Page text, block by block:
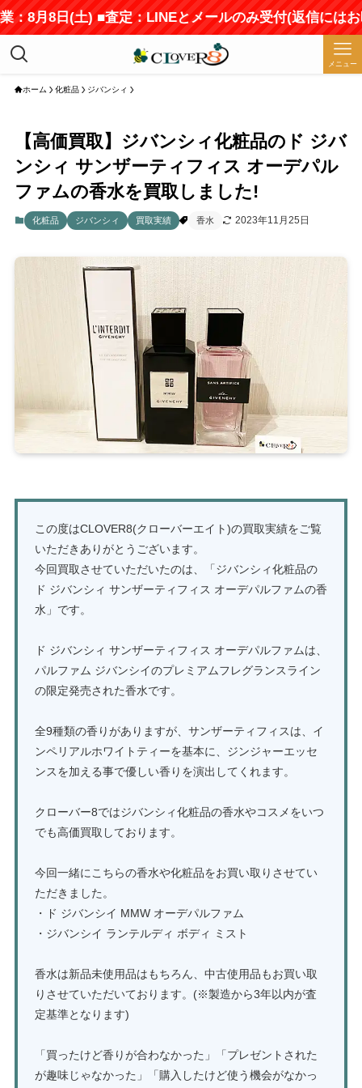
8月8日(土) ■査定：LINEとメールのみ受付(返信にはお
メニュー
ホーム 化粧品 ジバンシィ
【高価買取】ジバンシィ化粧品のド ジバ
ンシィ サンザーティフィス オーデパル
ファムの香水を買取しました!
化粧品 ジバンシィ 買取実績 香水 2023年11月25日
この度はCLOVER8(クローバーエイト)の買取実績をご覧
いただきありがとうございます。
今回買取させていただいたのは、「ジバンシィ化粧品の
ド ジバンシィ サンザーティフィス オーデパルファムの香
水」です。
ド ジバンシィ サンザーティフィス オーデパルファムは、
パルファム ジバンシイのプレミアムフレグランスライン
の限定発売された香水です。
全9種類の香りがありますが、サンザーティフィスは、イ
ンペリアルホワイトティーを基本に、ジンジャーエッセ
ンスを加える事で優しい香りを演出してくれます。
クローバー8ではジバンシィ化粧品の香水やコスメをいつ
でも高価買取しております。
今回一緒にこちらの香水や化粧品をお買い取りさせてい
ただきました。
・ド ジバンシイ MMW オーデパルファム
・ジバンシイ ランテルディ ボディ ミスト
香水は新品未使用品はもちろん、中古使用品もお買い取
りさせていただいております。(※製造から3年以内が査
定基準となります)
「買ったけど香りが合わなかった」「プレゼントされた
が趣味じゃなかった」「購入したけど使う機会がなかっ